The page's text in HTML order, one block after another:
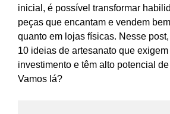
inicial, é possível transformar
peças que encantam e vendem
quanto em lojas físicas. Nesse
10 ideias de artesanato que
investimento e têm alto potencial
Vamos lá?